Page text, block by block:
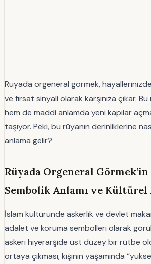
Rüyada orgeneral görmek,
ve fırsat sinyali olarak karşınıza çıkar.
hem de maddi anlamda yeni kapılar
taşıyor. Peki, bu rüyanın derinliklerine
anlama gelir?
Rüyada Orgeneral Görmek’in
Sembolik Anlamı ve Kültürel
İslam kültüründe askerlik ve devlet
adalet ve koruma sembolleri olarak
askeri hiyerarşide üst düzey bir rütbe
ortaya çıkması, kişinin yaşamında